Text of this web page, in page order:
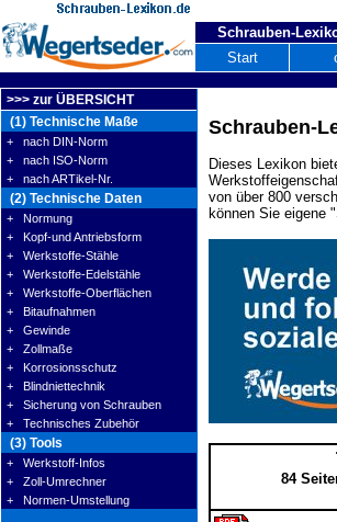
Schrauben-
Start
>>> zur ÜBERSICHT
(1) Technische Maße
+ nach DIN-Norm
+ nach ISO-Norm
+ nach ARTikel-Nr.
(2) Technische Daten
+ Normung
+ Kopf-und Antriebsform
+ Werkstoffe-Stähle
+ Werkstoffe-Edelstähle
+ Werkstoffe-Oberflächen
+ Bitaufnahmen
+ Gewinde
+ Zollmaße
+ Korrosionsschutz
+ Blindniettechnik
+ Sicherung von Schrauben
+ Technisches Zubehör
(3) Tools
+ Werkstoff-Infos
+ Zoll-Umrechner
+ Normen-Umstellung
Schrauben-
Dieses Lexikon
von über 800
können Sie eigene
84